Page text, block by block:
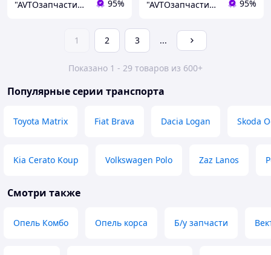
"AVTOзапчастини" Інтернет магазин автозапчастин та аксесуарів 95% "AVTOзапчастини" Інтернет магазин автозапчастин та аксесуарів 95%
1 2 3 ...
Показано 1 - 29 товаров из 600+
Популярные серии транспорта
Toyota Matrix Fiat Brava Dacia Logan Skoda
Kia Cerato Koup Volkswagen Polo Zaz Lanos
Смотри также
Опель Комбо Опель корса Б/у запчасти